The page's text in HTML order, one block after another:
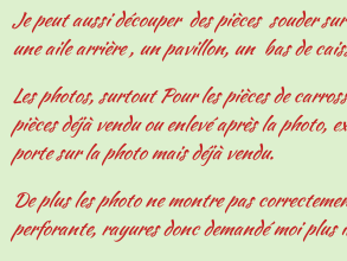
Je peut aussi découper des pièces souder
une aile arrière , un pavillon, un bas de
Les photos, surtout Pour les pièces de
pièces déjà vendu ou enlevé après la photo,
porte sur la photo mais déjà vendu.
De plus les photo ne montre pas
perforante, rayures donc demandé moi plus